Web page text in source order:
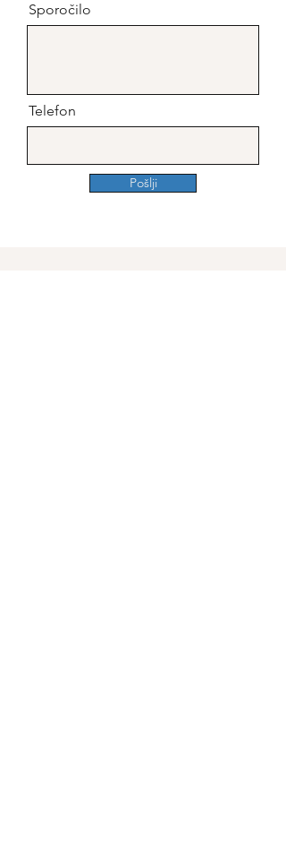
Sporočilo
Telefon
Pošlji